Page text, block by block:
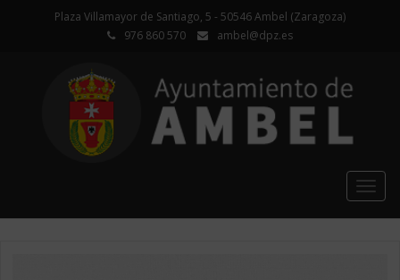
Plaza Villamayor de Santiago, 5 - 50546 Ambel (Zaragoza)
976 860 570
ambel@dpz.es